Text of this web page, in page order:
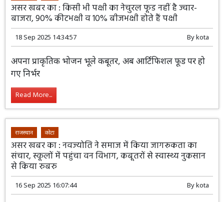
असर खबर का : किसी भी पक्षी का नेचुरल फूड नहीं है ज्वार-
बाजरा, 90% कीटभक्षी व 10% बीजभक्षी होते हैं पक्षी
18 Sep 2025 14:34:57 Bykota
अपना प्राकृतिक भोजन भूले कबूतर, अब आर्टिफिशल फूड पर हो
गए निर्भर
Read More...
राजस्थान कोटा
असर खबर का : नवज्योति ने समाज में किया जागरूकता का
संचार, स्कूलों में पहुंचा वन विभाग, कबूतरों से स्वास्थ्य नुकसान
से किया रुबरु
16 Sep 2025 16:07:44 Bykota